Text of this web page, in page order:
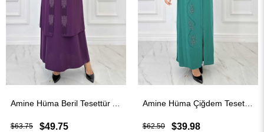
$49.75
$63.75 $39.98
$62.50